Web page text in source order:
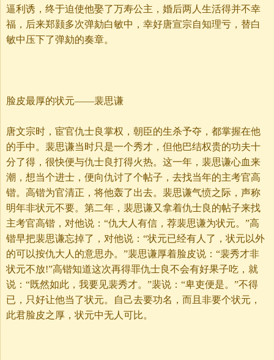
逼利诱，终于迫使他娶了万寿公主，婚后两人生活得并不幸
福，后来郑颢多次弹劾白敏中，幸好唐宣宗自知理亏，替白
敏中压下了弹劾的奏章。
脸皮最厚的状元——裴思谦
唐文宗时，宦官仇士良掌权，朝臣的生杀予夺，都掌握在他
的手中。裴思谦当时只是一个秀才，但他巴结权贵的功夫十
分了得，很快便与仇士良打得火热。这一年，裴思谦心血来
潮，想当个进士，便向仇讨了个帖子，去找当年的主考官高
锴。高锴为官清正，将他轰了出去。裴思谦气愤之际，声称
明年非状元不要。第二年，裴思谦又拿着仇士良的帖子来找
主考官高锴，对他说：“仇大人有信，荐裴思谦为状元。”高
锴早把裴思谦忘掉了，对他说：“状元已经有人了，状元以外
的可以按仇大人的意思办。”裴思谦厚着脸皮说：“裴秀才非
状元不放!”高锴知道这次再得罪仇士良不会有好果子吃，就
说：“既然如此，我要见裴秀才。”裴说：“卑吏便是。”不得
已，只好让他当了状元。自己去要功名，而且非要个状元，
此君脸皮之厚，状元中无人可比。